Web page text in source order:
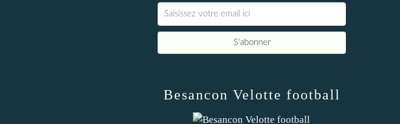
Besancon Velotte football